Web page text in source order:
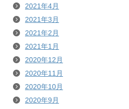
2021年4月
2021年3月
2021年2月
2021年1月
2020年12月
2020年11月
2020年10月
2020年9月